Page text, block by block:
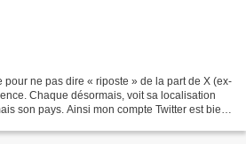
ne pas dire « riposte » de la part de X (ex-
Chaque désormais, voit sa localisation
son pays. Ainsi mon compte Twitter est bien